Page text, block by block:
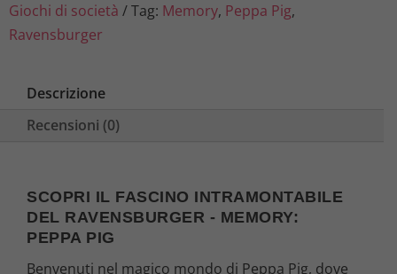
Giochi di società
Tag: Memory, Peppa Pig,
Ravensburger
Descrizione
Recensioni (0)
SCOPRI IL FASCINO INTRAMONTABILE
DEL RAVENSBURGER - MEMORY:
PEPPA PIG
Benvenuti nel magico mondo di Peppa Pig, dove